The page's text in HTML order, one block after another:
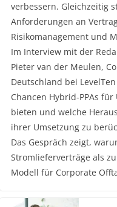
verbessern. Gleichzeitig
Anforderungen an
Risikomanagement und
Im Interview mit der
Pieter van der Meulen,
Deutschland bei
Chancen Hybrid-PPAs
bieten und welche
ihrer Umsetzung zu
Das Gespräch zeigt,
Stromlieferverträge als
Modell für Corporate